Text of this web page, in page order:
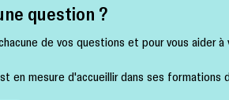
question ?
de vos questions et pour vous aider
en mesure d'accueillir dans ses